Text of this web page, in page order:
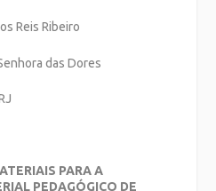
Reis Ribeiro
das Dores
PARA A
PEDAGÓGICO DE